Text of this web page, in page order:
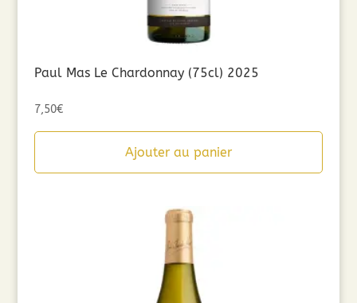
Paul Mas Le Chardonnay (75cl) 2025
7,50€
Ajouter au panier